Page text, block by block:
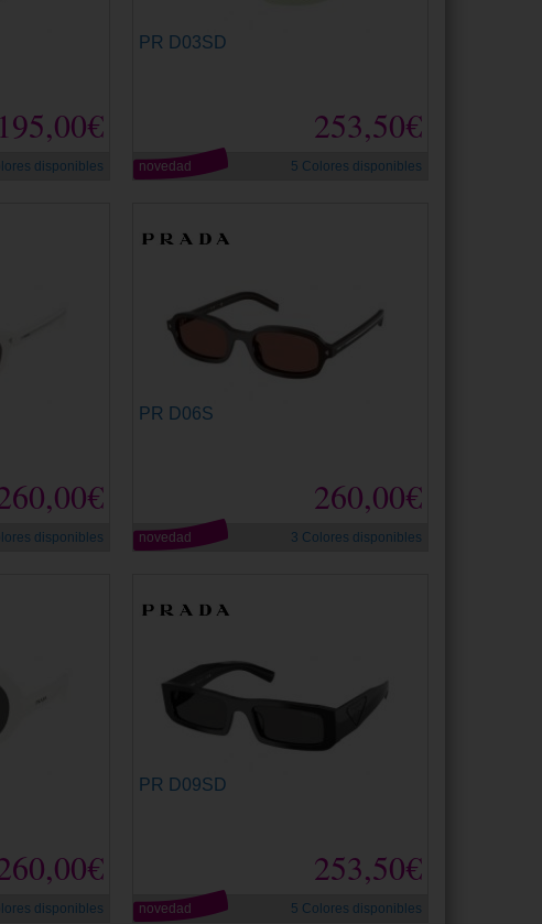
195,00€
disponibles
PR D03SD
253,50€
novedad 5 Colores disponibles
disponibles
PR D06S
260,00€
novedad 3 Colores disponibles
disponibles
PR D09SD
253,50€
novedad 5 Colores disponibles